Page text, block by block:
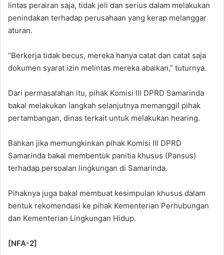
lintas perairan saja, tidak jeli dan serius dalam melakukan
penindakan terhadap perusahaan yang kerap melanggar
aturan.
“Berkerja tidak becus, mereka hanya catat dan catat saja
dokumen syarat izin melintas mereka abaikan,” tuturnya.
Dari permasalahan itu, pihak Komisi III DPRD Samarinda
bakal melakukan langkah selanjutnya memanggil pihak
pertambangan, dinas terkait untuk melakukan hearing.
Bahkan jika memungkinkan pihak Komisi III DPRD
Samarinda bakal membentuk panitia khusus (Pansus)
terhadap persoalan lingkungan di Samarinda.
Pihaknya juga bakal membuat kesimpulan khusus dalam
bentuk rekomendasi ke pihak Kementerian Perhubungan
dan Kementerian Lingkungan Hidup.
[NFA-2]